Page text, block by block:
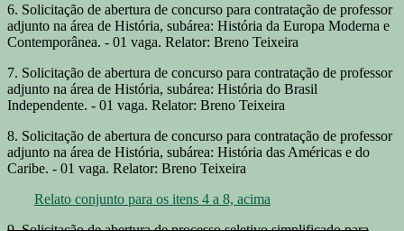
6. Solicitação de abertura de concurso para contratação de professor
adjunto na área de História, subárea: História da Europa Moderna e
Contemporânea. - 01 vaga. Relator: Breno Teixeira
7. Solicitação de abertura de concurso para contratação de professor
adjunto na área de História, subárea: História do Brasil
Independente. - 01 vaga. Relator: Breno Teixeira
8. Solicitação de abertura de concurso para contratação de professor
adjunto na área de História, subárea: História das Américas e do
Caribe. - 01 vaga. Relator: Breno Teixeira
Relato conjunto para os itens 4 a 8, acima